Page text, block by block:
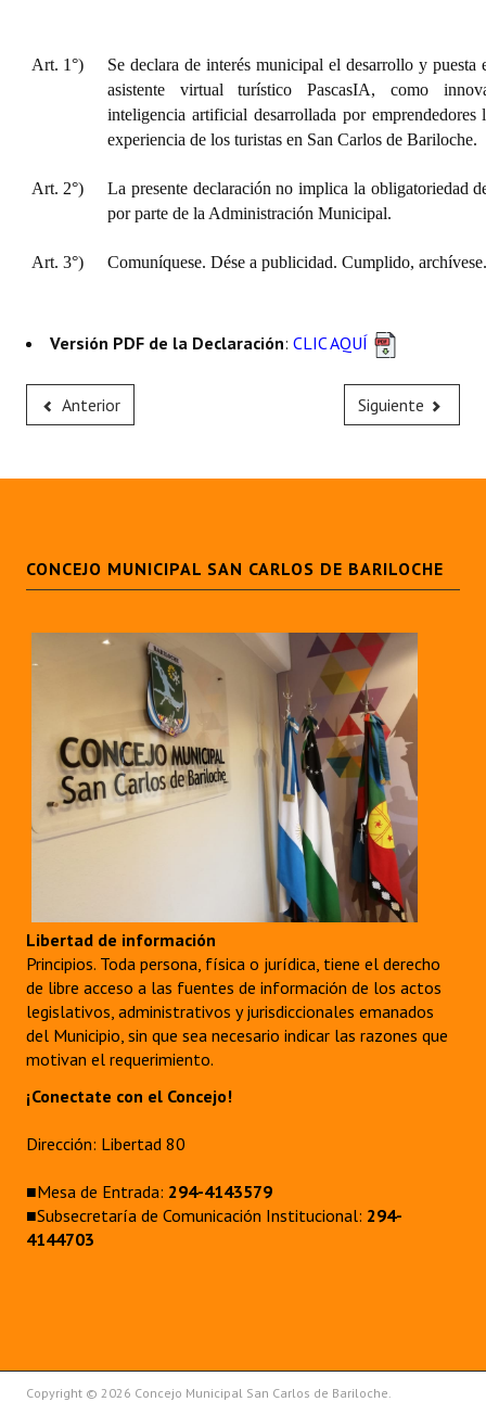
Art. 1°)
Se declara de interés municipal el desarrollo y puesta
asistente virtual turístico PascasIA, como
inteligencia artificial desarrollada por emprendedores
experiencia de los turistas en San Carlos de Bariloche.
Art. 2°)
La presente declaración no implica la obligatoriedad
por parte de la Administración Municipal.
Art. 3°) Comuníquese. Dése a publicidad. Cumplido, archívese.
Versión PDF de la Declaración: CLIC AQUÍ
Anterior Siguiente
CONCEJO MUNICIPAL SAN CARLOS DE BARILOCHE
Libertad de información
Principios. Toda persona, física o jurídica, tiene el derecho
de libre acceso a las fuentes de información de los actos
legislativos, administrativos y jurisdiccionales emanados
del Municipio, sin que sea necesario indicar las razones que
motivan el requerimiento.
¡Conectate con el Concejo!
Dirección: Libertad 80
■Mesa de Entrada: 294-4143579
■Subsecretaría de Comunicación Institucional: 294-
4144703
Copyright © 2026 Concejo Municipal San Carlos de Bariloche.